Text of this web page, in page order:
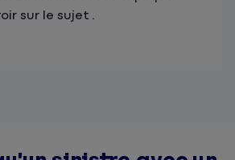
sur le sujet .